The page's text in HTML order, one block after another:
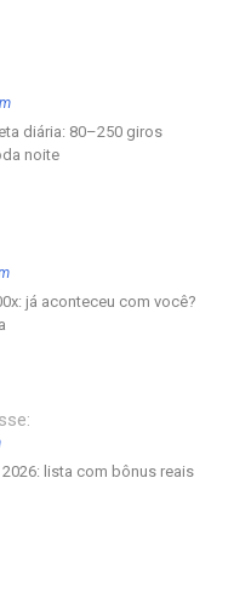
diária: 80–250 giros
noite
já aconteceu com você?
lista com bônus reais